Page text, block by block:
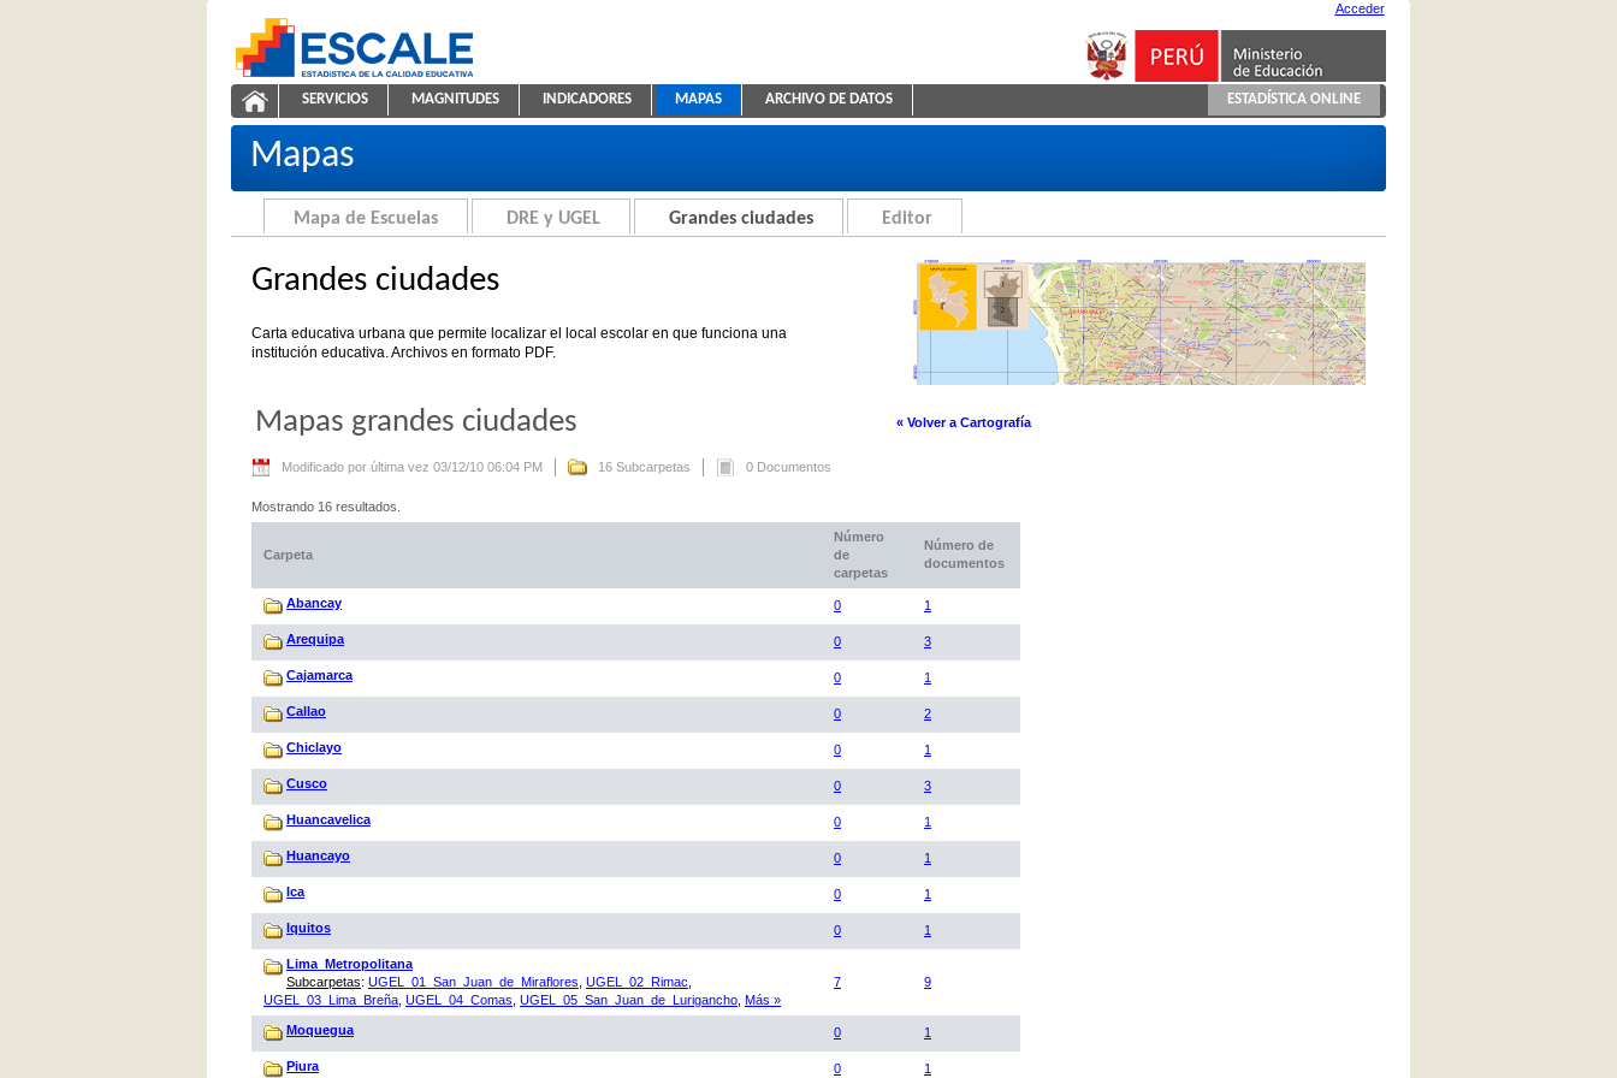
ESCALE - Unidad de Estadística Educativa
Grandes ciudades
Acceder
NAVEGACIÓN
SERVICIOS MAGNITUDES INDICADORES MAPAS ARCHIVO DE DATOS ESTADÍSTICA ONLINE
Mapas
Mapa de Escuelas DRE y UGEL Grandes ciudades Editor
Grandes ciudades
Carta educativa urbana que permite localizar el local escolar en que funciona una
institución educativa. Archivos en formato PDF.
« Volver a Cartografía
Mapas grandes ciudades
Modificado por última vez 03/12/10 06:04 PM 16 Subcarpetas 0 Documentos
Mostrando 16 resultados.
Carpeta
Número
de
carpetas
Número de
documentos
Abancay 0 1
Arequipa 0 3
Cajamarca 0 1
Callao 0 2
Chiclayo 0 1
Cusco 0 3
Huancavelica 0 1
Huancayo 0 1
Ica 0 1
Iquitos 0 1
Lima_Metropolitana
Subcarpetas: UGEL_01_San_Juan_de_Miraflores UGEL_02_Rimac
UGEL_03_Lima_Breña UGEL_04_Comas UGEL_05_San_Juan_de_Lurigancho Más »
7 9
Moquegua 0 1
Piura 0 1